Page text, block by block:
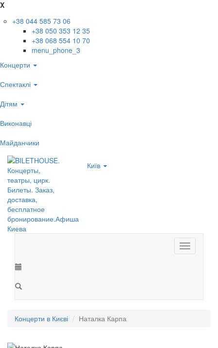
X
+38 044 585 73 06
+38 050 353 12 35
+38 068 554 10 70
menu_phone_3
Концерти
Спектаклі
Дітям
Виконавці
Майданчики
Київ
Toggle
navigation
Концерти в Києві Наталка Карпа